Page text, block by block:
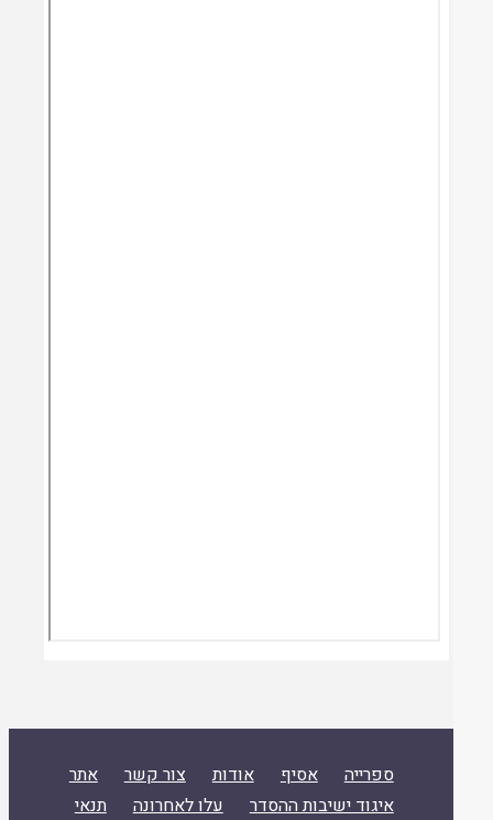
ספרייה אסיף אודות צור קשר
אתר
איגוד ישיבות ההסדר
עלו לאחרונה
תנאי